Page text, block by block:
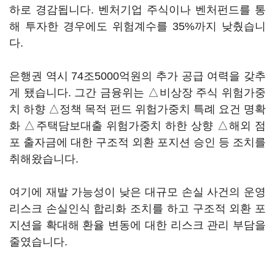
하로 경감됩니다. 벤처기업 주식이나 벤처펀드를 통
해 투자한 경우에도 위험계수를 35%까지 낮췄습니
다.
은행권 역시 74조5000억원의 추가 공급 여력을 갖추
게 됐습니다. 그간 금융위는 △비상장 주식 위험가중
치 하향 △정책 목적 펀드 위험가중치 특례 요건 명확
화 △주택담보대출 위험가중치 하한 상향 △해외 점
포 출자금에 대한 구조적 외환 포지션 승인 등 조치를
취해왔습니다.
여기에 재발 가능성이 낮은 대규모 손실 사건의 운영
리스크 손실인식 합리화 조치를 하고 구조적 외환 포
지션을 확대해 환율 변동에 대한 리스크 관리 부담을
줄였습니다.